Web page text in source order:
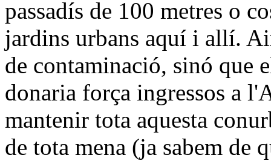
passadís de 100 metres o
jardins urbans aquí i allí.
de contaminació, sinó que
donaria força ingressos a
mantenir tota aquesta
de tota mena (ja sabem de